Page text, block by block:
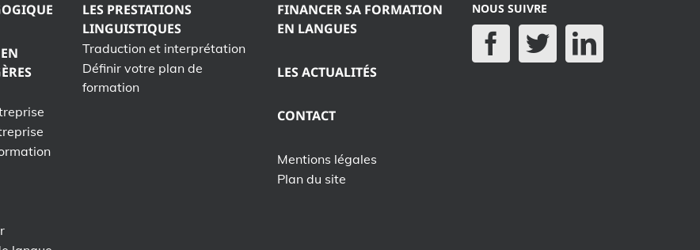
LES PRESTATIONS
LINGUISTIQUES
Traduction et interprétation
Définir votre plan de
formation
FINANCER SA FORMATION
EN LANGUES
LES ACTUALITÉS
CONTACT
Mentions légales
Plan du site
NOUS SUIVRE